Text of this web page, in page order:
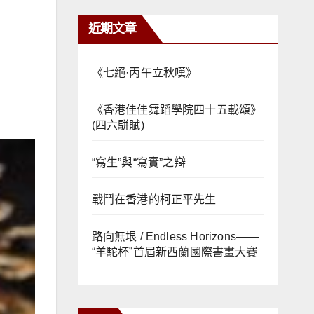
近期文章
《七絕·丙午立秋嘆》
《香港佳佳舞蹈學院四十五載頌》
(四六駢賦)
“寫生”與“寫實”之辯
戰鬥在香港的柯正平先生
路向無垠 / Endless Horizons——
“羊駝杯”首屆新西蘭國際書畫大賽